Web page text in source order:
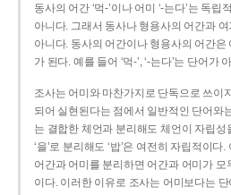
동사의 어간 ‘먹-­’이나 어미 ‘­-는다’는 독
아니다. 그래서 동사나 형용사의 어간과
아니다. 동사의 어간이나 형용사의 어간은
가 된다. 예를 들어 ‘먹-’, ‘-는다’는 단어가
조사는 어미와 마찬가지로 단독으로 쓰이
되어 실현된다는 점에서 일반적인 단어와
는 결합한 체언과 분리해도 체언이 자립성
‘을’로 분리해도 ‘밥’은 여전히 자립적이
어간과 어미를 분리하면 어간과 어미가 모
이다. 이러한 이유로 조사는 어미보다는